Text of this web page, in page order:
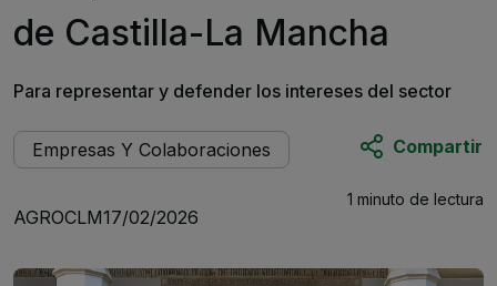
de Castilla-La Mancha
Para representar y defender los intereses del sector
Empresas Y Colaboraciones Compartir
AGROCLM17/02/2026
1 minuto de lectura